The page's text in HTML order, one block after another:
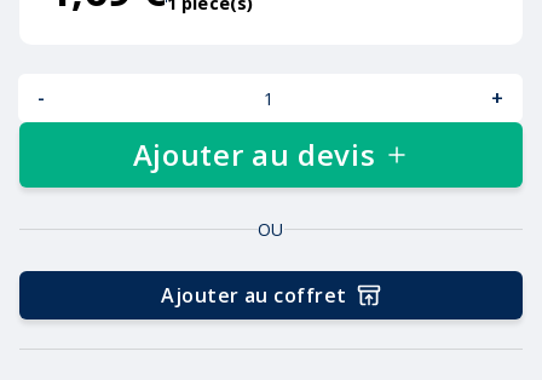
- +
Ajouter au devis
OU
Ajouter au coffret